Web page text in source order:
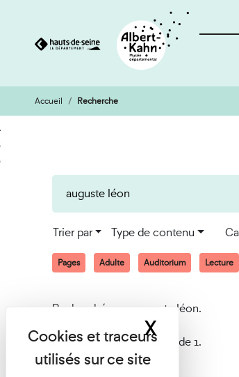
Aller
au
contenu
Aller
à
la
Accueil Recherche
Trier par Type de contenu
Pages Adulte Auditorium Lecture
Recherché pour auguste léon.
Afficher les résultats 1 à 1 de 1.
XMasquer